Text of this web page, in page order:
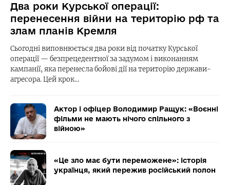
Два роки Курської операції:
перенесення війни на територію рф та
злам планів Кремля
Сьогодні виповнюється два роки від початку Курської
операції — безпрецедентної за задумом і виконанням
кампанії, яка перенесла бойові дії на територію держави-
агресора. Цей крок…
Актор і офіцер Володимир Ращук: «Воєнні
фільми не мають нічого спільного з
війною»
«Це зло має бути переможене»: історія
українця, який пережив російський полон